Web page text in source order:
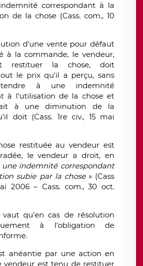
correspondant à la
de la chose (Cass. com., 10
d'une vente pour défaut
à la commande, le vendeur,
restituer la chose, doit
le prix qu'il a perçu, sans
à une indemnité
à l'utilisation de la chose et
à une diminution de la
doit (Cass. 1re civ., 15 mai
restituée au vendeur est
le vendeur a droit, en
une indemnité correspondant
subie par la chose» (Cass
2006 – Cass. com., 30 oct.
vaut qu'en cas de résolution
à l'obligation de
anéantie par une action en
vendeur est tenu de restituer